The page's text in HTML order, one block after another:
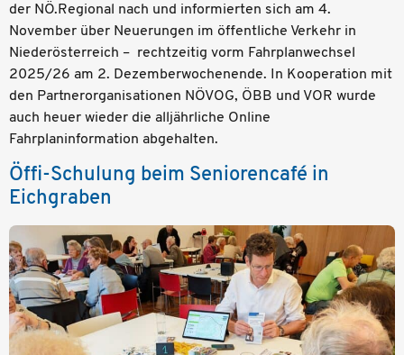
der NÖ.Regional nach und informierten sich am 4.
November über Neuerungen im öffentliche Verkehr in
Niederösterreich – rechtzeitig vorm Fahrplanwechsel
2025/26 am 2. Dezemberwochenende. In Kooperation mit
den Partnerorganisationen NÖVOG, ÖBB und VOR wurde
auch heuer wieder die alljährliche Online
Fahrplaninformation abgehalten.
Öffi-Schulung beim Seniorencafé in
Eichgraben